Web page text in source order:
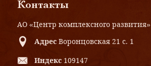
Контакты
АО «Центр комплексного развития»
Адрес Воронцовская 21 с. 1
Индекс 109147